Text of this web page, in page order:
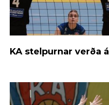
KA stelpurnar verða